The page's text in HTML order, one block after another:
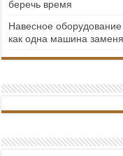
беречь время
Навесное оборудование
как одна машина